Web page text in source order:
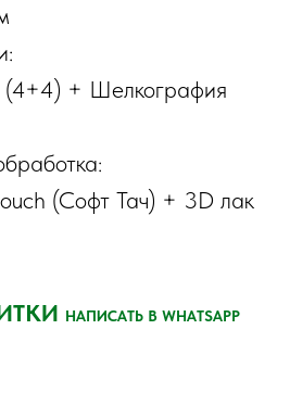
(4+4) + Шелкография
(Софт Тач) + 3D лак
НАПИСАТЬ В WHATSAPP